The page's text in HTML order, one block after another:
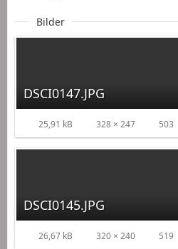
Bilder
DSCI0147.JPG
25,91 kB 328 × 247 503
DSCI0145.JPG
26,67 kB 320 × 240 519